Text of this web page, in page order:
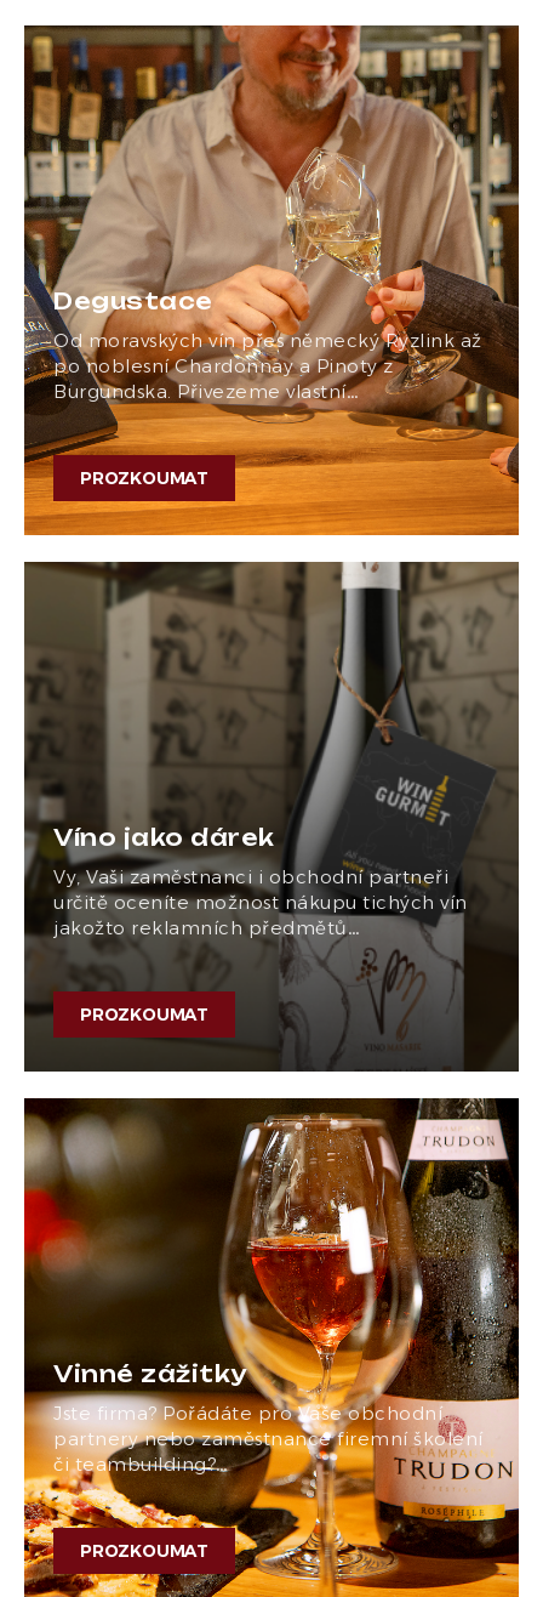
Degustace
Od moravských vín přes německý Ryzlink až
po noblesní Chardonnay a Pinoty z
Burgundska. Přivezeme vlastní…
PROZKOUMAT
Víno jako dárek
Vy, Vaši zaměstnanci i obchodní partneři
určitě oceníte možnost nákupu tichých vín
jakožto reklamních předmětů…
PROZKOUMAT
Vinné zážitky
Jste firma? Pořádáte pro Vaše obchodní
partnery nebo zaměstnance firemní školení
či teambuilding?…
PROZKOUMAT